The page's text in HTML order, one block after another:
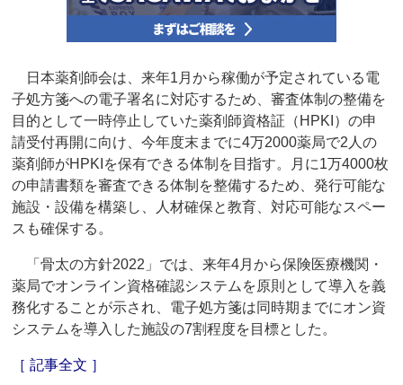
日本薬剤師会は、来年1月から稼働が予定されている電
子処方箋への電子署名に対応するため、審査体制の整備を
目的として一時停止していた薬剤師資格証（HPKI）の申
請受付再開に向け、今年度末までに4万2000薬局で2人の
薬剤師がHPKIを保有できる体制を目指す。月に1万4000枚
の申請書類を審査できる体制を整備するため、発行可能な
施設・設備を構築し、人材確保と教育、対応可能なスペー
スも確保する。
「骨太の方針2022」では、来年4月から保険医療機関・
薬局でオンライン資格確認システムを原則として導入を義
務化することが示され、電子処方箋は同時期までにオン資
システムを導入した施設の7割程度を目標とした。
［ 記事全文 ］